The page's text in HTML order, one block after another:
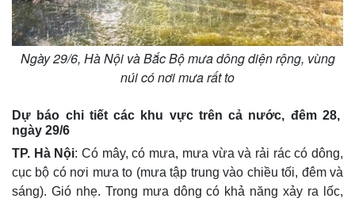
Ngày 29/6, Hà Nội và Bắc Bộ mưa dông diện rộng, vùng
núi có nơi mưa rất to
Dự báo chi tiết các khu vực trên cả nước, đêm 28,
ngày 29/6
TP. Hà Nội: Có mây, có mưa, mưa vừa và rải rác có dông,
cục bộ có nơi mưa to (mưa tập trung vào chiều tối, đêm và
sáng). Gió nhẹ. Trong mưa dông có khả năng xảy ra lốc,